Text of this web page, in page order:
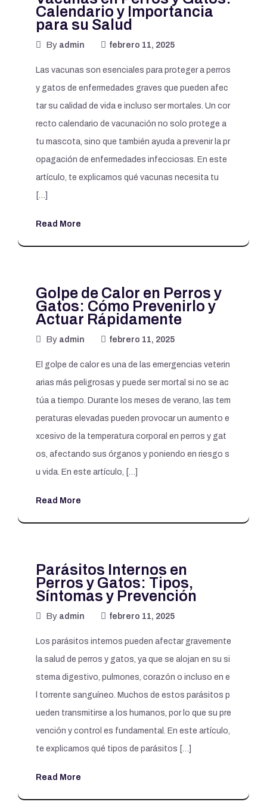
Calendario y Importancia
para su Salud
By admin febrero 11, 2025
Las vacunas son esenciales para proteger a perros
y gatos de enfermedades graves que pueden afec
tar su calidad de vida e incluso ser mortales. Un cor
recto calendario de vacunación no solo protege a
tu mascota, sino que también ayuda a prevenir la pr
opagación de enfermedades infecciosas. En este
artículo, te explicamos qué vacunas necesita tu
[…]
Read More
Golpe de Calor en Perros y
Gatos: Cómo Prevenirlo y
Actuar Rápidamente
By admin febrero 11, 2025
El golpe de calor es una de las emergencias veterin
arias más peligrosas y puede ser mortal si no se ac
túa a tiempo. Durante los meses de verano, las tem
peraturas elevadas pueden provocar un aumento e
xcesivo de la temperatura corporal en perros y gat
os, afectando sus órganos y poniendo en riesgo s
u vida. En este artículo, […]
Read More
Parásitos Internos en
Perros y Gatos: Tipos,
Síntomas y Prevención
By admin febrero 11, 2025
Los parásitos internos pueden afectar gravemente
la salud de perros y gatos, ya que se alojan en su si
stema digestivo, pulmones, corazón o incluso en e
l torrente sanguíneo. Muchos de estos parásitos p
ueden transmitirse a los humanos, por lo que su pre
vención y control es fundamental. En este artículo,
te explicamos qué tipos de parásitos […]
Read More